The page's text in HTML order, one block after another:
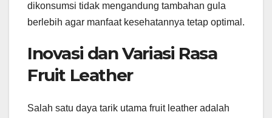
dikonsumsi tidak mengandung tambahan gula
berlebih agar manfaat kesehatannya tetap optimal.
Inovasi dan Variasi Rasa
Fruit Leather
Salah satu daya tarik utama fruit leather adalah